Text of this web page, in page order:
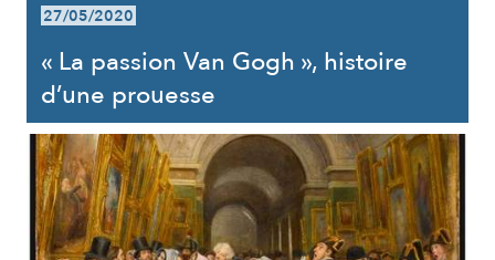
27/05/2020
« La passion Van Gogh », histoire
d’une prouesse